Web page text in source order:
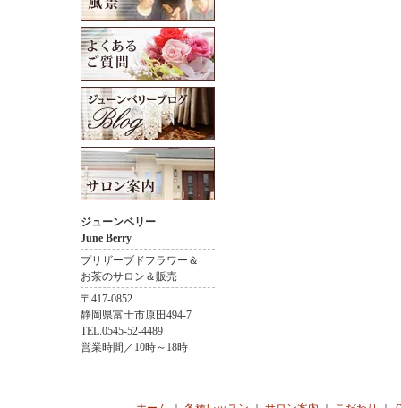
ジューンベリー
June Berry
プリザーブドフラワー＆
お茶のサロン＆販売
〒417-0852
静岡県富士市原田494-7
TEL.0545-52-4489
営業時間／10時～18時